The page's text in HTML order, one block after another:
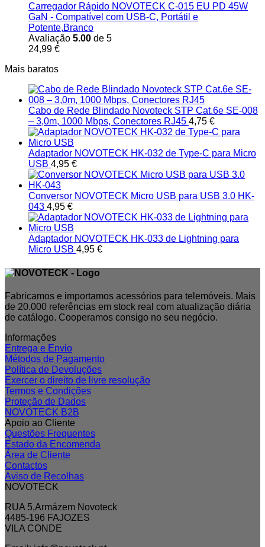
Carregador Rápido NOVOTECK C-015 EU PD 45W
GaN - Compatível com USB-C, Portátil e
Potente,Branco
Avaliação 5.00 de 5
24,99 €
Mais baratos
Cabo de Rede Blindado Novoteck STP Cat.6e SE-008
– 3,0m, 1000 Mbps, Conectores RJ45 4,75 €
Adaptador NOVOTECK HK-032 de Type-C para Micro
USB 4,95 €
Conversor NOVOTECK Micro USB para USB 3.0 HK-
043 4,95 €
Adaptador NOVOTECK HK-033 de Lightning para
Micro USB 4,95 €
Fabricamos e importamos acessórios para telemóveis. Mais
de 20.000 referências em stock real com atualização diária
de catálogo. Cooperamos consigo no seu negócio.
Informações
Entrega e Envio
Métodos de Pagamento
Política de Devoluções
Exercer o direito de livre resolução
Termos e Condições
Proteção de Dados
NOVOTECK B2B
Apoio ao Cliente
Questões Frequentes
Estado da Encomenda
Área de Cliente
Contactos
Aviso de Recolhas
NOVOTECK
RUA 5,Armázem Novoteck
4485-196 FAJOZES
VILA CONDE